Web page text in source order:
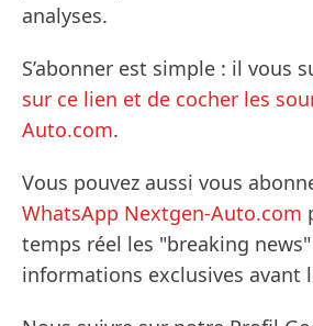
analyses.
S’abonner est simple : il vous
sur ce lien et de cocher les
Auto.com.
Vous pouvez aussi vous
WhatsApp Nextgen-Auto.com
temps réel les "breaking
informations exclusives avant